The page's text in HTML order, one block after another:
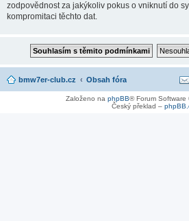
zodpovědnost za jakýkoliv pokus o vniknutí do
kompromitaci těchto dat.
bmw7er-club.cz Obsah fóra
Založeno na phpBB® Forum Software
Český překlad –